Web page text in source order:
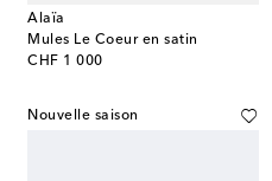
Alaïa
Mules Le Coeur en satin
CHF 1 000
original price
Nouvelle saison